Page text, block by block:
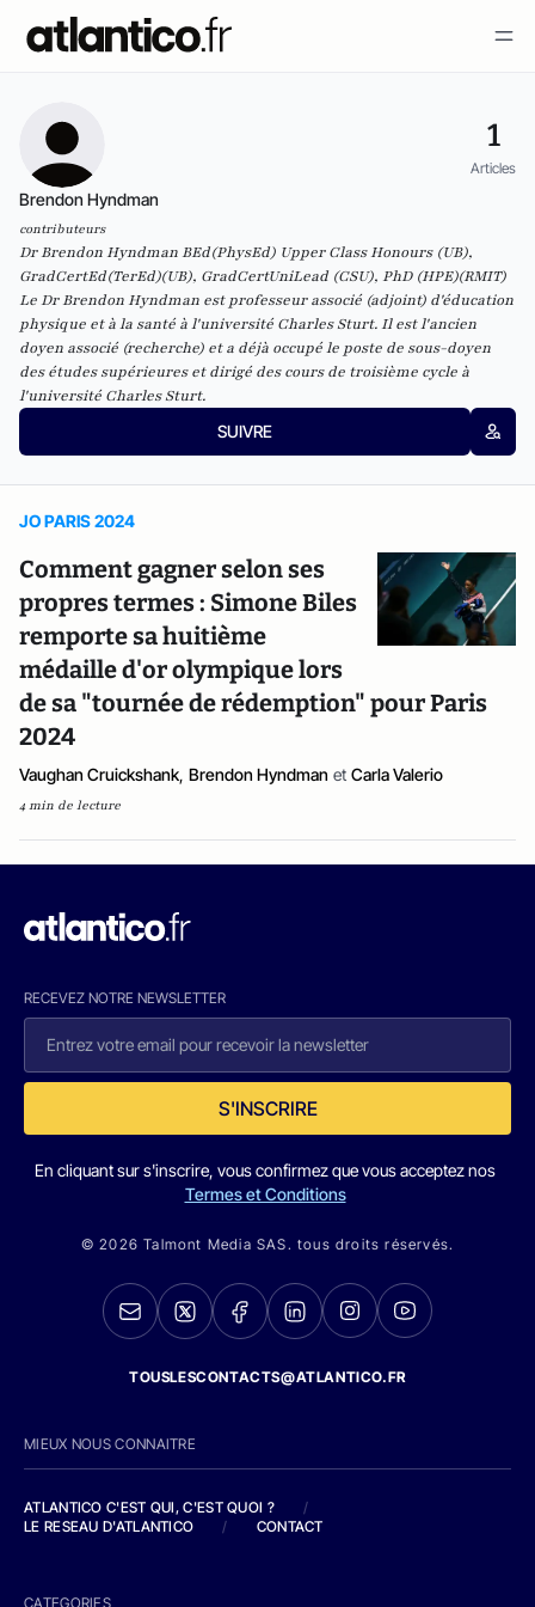
1
Articles
Brendon Hyndman
contributeurs
Dr Brendon Hyndman BEd(PhysEd) Upper Class Honours (UB),
GradCertEd(TerEd)(UB), GradCertUniLead (CSU), PhD (HPE)(RMIT)
Le Dr Brendon Hyndman est professeur associé (adjoint) d'éducation
physique et à la santé à l'université Charles Sturt. Il est l'ancien
doyen associé (recherche) et a déjà occupé le poste de sous-doyen
des études supérieures et dirigé des cours de troisième cycle à
l'université Charles Sturt.
SUIVRE
JO PARIS 2024
Comment gagner selon ses
propres termes : Simone Biles
remporte sa huitième
médaille d'or olympique lors
de sa "tournée de rédemption" pour Paris
2024
Vaughan Cruickshank, Brendon Hyndman et Carla Valerio
4 min de lecture
RECEVEZ NOTRE NEWSLETTER
S'INSCRIRE
En cliquant sur s'inscrire, vous confirmez que vous acceptez nos
Termes et Conditions
© 2026 Talmont Media SAS. tous droits réservés.
TOUSLESCONTACTS@ATLANTICO.FR
MIEUX NOUS CONNAITRE
ATLANTICO C'EST QUI, C'EST QUOI ?
/
LE RESEAU D'ATLANTICO
/ CONTACT
CATEGORIES